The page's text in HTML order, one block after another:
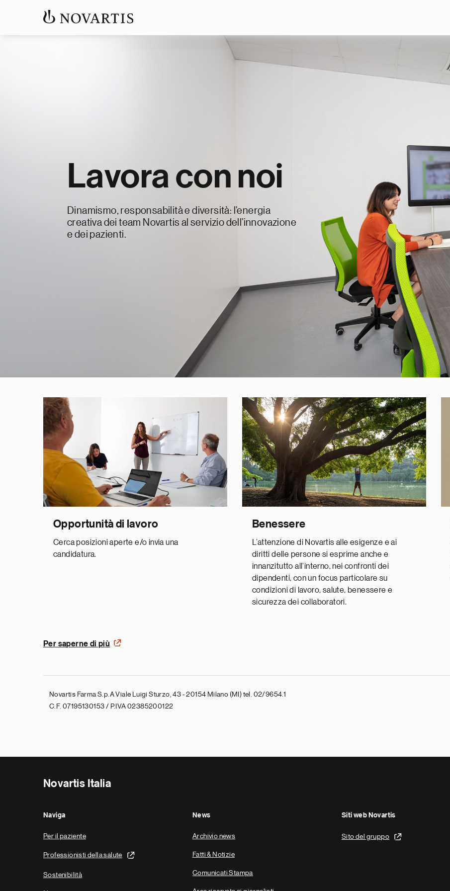
Lavora con noi
Dinamismo, responsabilità e diversità: l’energia
creativa dei team Novartis al servizio dell’innovazione
e dei pazienti.
Opportunità di lavoro
Cerca posizioni aperte e/o invia una
candidatura.
Benessere
L’attenzione di Novartis alle esigenze e ai
diritti delle persone si esprime anche e
innanzitutto all’interno, nei confronti dei
dipendenti, con un focus particolare su
condizioni di lavoro, salute, benessere e
sicurezza dei collaboratori.
Per saperne di più
Novartis Farma S.p.A Viale Luigi Sturzo, 43 - 20154 Milano (MI) tel. 02/9654.1
C.F. 07195130153 / P.IVA 02385200122
Novartis Italia
Naviga
Per il paziente
Professionisti della salute
Sostenibilità
News
Archivio news
Fatti & Notizie
Comunicati Stampa
Siti web Novartis
Sito del gruppo